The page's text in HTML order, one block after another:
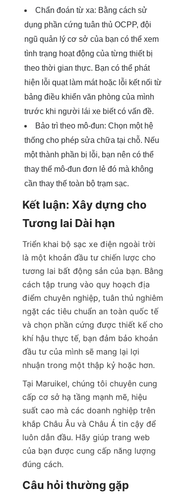
Chẩn đoán từ xa: Bằng cách sử
dụng phần cứng tuân thủ OCPP, đội
ngũ quản lý cơ sở của bạn có thể xem
tình trạng hoạt động của từng thiết bị
theo thời gian thực. Bạn có thể phát
hiện lỗi quạt làm mát hoặc lỗi kết nối từ
bảng điều khiển văn phòng của mình
trước khi người lái xe biết có vấn đề.
Bảo trì theo mô-đun: Chọn một hệ
thống cho phép sửa chữa tại chỗ. Nếu
một thành phần bị lỗi, bạn nên có thể
thay thế mô-đun đơn lẻ đó mà không
cần thay thế toàn bộ trạm sạc.
Kết luận: Xây dựng cho
Tương lai Dài hạn
Triển khai bộ sạc xe điện ngoài trời
là một khoản đầu tư chiến lược cho
tương lai bất động sản của bạn. Bằng
cách tập trung vào quy hoạch địa
điểm chuyên nghiệp, tuân thủ nghiêm
ngặt các tiêu chuẩn an toàn quốc tế
và chọn phần cứng được thiết kế cho
khí hậu thực tế, bạn đảm bảo khoản
đầu tư của mình sẽ mang lại lợi
nhuận trong một thập kỷ hoặc hơn.
Tại Maruikel, chúng tôi chuyên cung
cấp cơ sở hạ tầng mạnh mẽ, hiệu
suất cao mà các doanh nghiệp trên
khắp Châu Âu và Châu Á tin cậy để
luôn dẫn đầu. Hãy giúp trang web
của bạn được cung cấp năng lượng
đúng cách.
Câu hỏi thường gặp